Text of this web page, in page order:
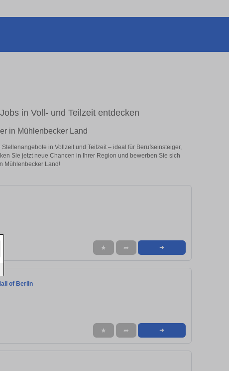
in Voll- und Teilzeit entdecken
in Mühlenbecker Land
in Vollzeit und Teilzeit – ideal für Berufseinsteiger,
Sie jetzt neue Chancen in Ihrer Region und bewerben Sie sich
Mühlenbecker Land!
★ ➦ ➜
of Berlin
★ ➦ ➜